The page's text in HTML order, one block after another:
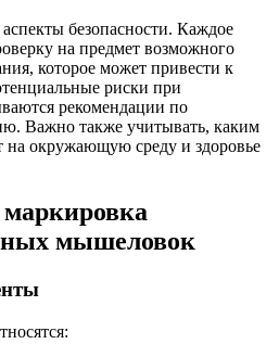
безопасности. Каждое
на предмет возможного
которое может привести к
риски при
рекомендации по
Важно также учитывать, каким
на окружающую среду и здоровье
мышеловок